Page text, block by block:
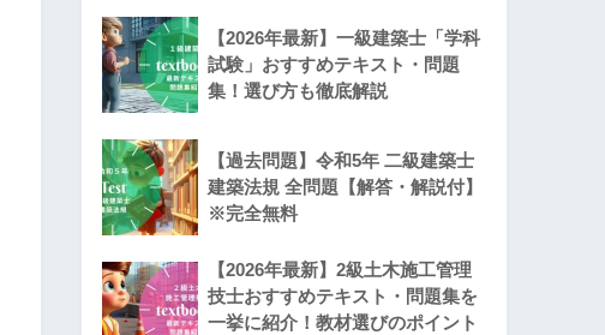
【2026年最新】一級建築士「学科
試験」おすすめテキスト・問題
集！選び方も徹底解説
【過去問題】令和5年 二級建築士
建築法規 全問題【解答・解説付】
※完全無料
【2026年最新】2級土木施工管理
技士おすすめテキスト・問題集を
一挙に紹介！教材選びのポイント